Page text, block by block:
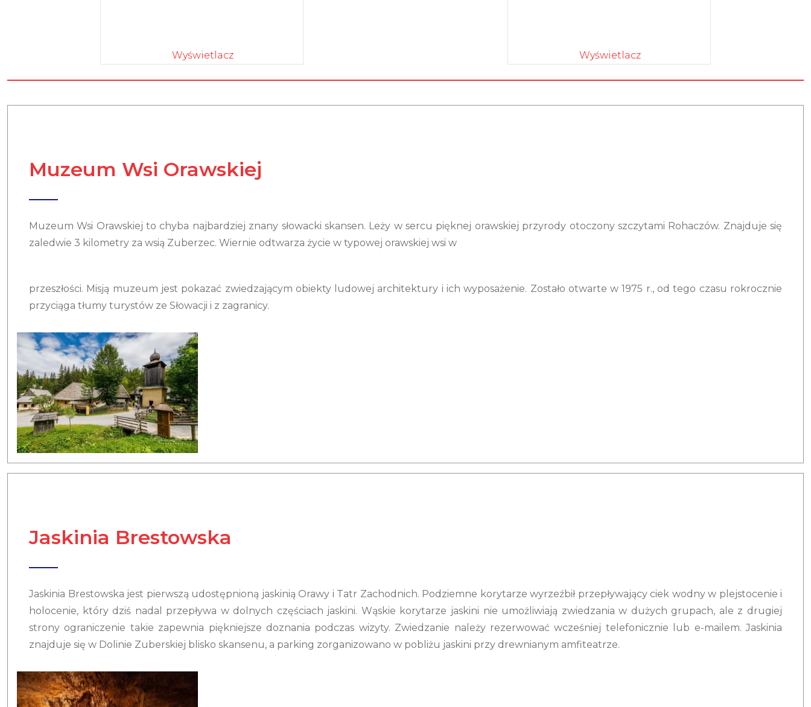
Wyświetlacz Wyświetlacz
Muzeum Wsi Orawskiej
Muzeum Wsi Orawskiej to chyba najbardziej znany słowacki skansen. Leży w sercu pięknej orawskiej przyrody otoczony szczytami Rohaczów. Znajduje się
zaledwie 3 kilometry za wsią Zuberzec. Wiernie odtwarza życie w typowej orawskiej wsi w
przeszłości. Misją muzeum jest pokazać zwiedzającym obiekty ludowej architektury i ich wyposażenie. Zostało otwarte w 1975 r., od tego czasu rokrocznie
przyciąga tłumy turystów ze Słowacji i z zagranicy.
Jaskinia Brestowska
Jaskinia Brestowska jest pierwszą udostępnioną jaskinią Orawy i Tatr Zachodnich. Podziemne korytarze wyrzeźbił przepływający ciek wodny w plejstocenie i
holocenie, który dziś nadal przepływa w dolnych częściach jaskini. Wąskie korytarze jaskini nie umożliwiają zwiedzania w dużych grupach, ale z drugiej
strony ograniczenie takie zapewnia piękniejsze doznania podczas wizyty. Zwiedzanie należy rezerwować wcześniej telefonicznie lub e-mailem. Jaskinia
znajduje się w Dolinie Zuberskiej blisko skansenu, a parking zorganizowano w pobliżu jaskini przy drewnianym amfiteatrze.